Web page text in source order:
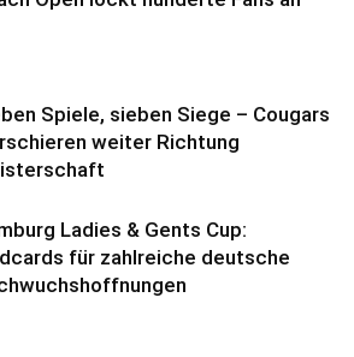
Spiele, sieben Siege – Cougars
weiter Richtung
Ladies & Gents Cup:
für zahlreiche deutsche